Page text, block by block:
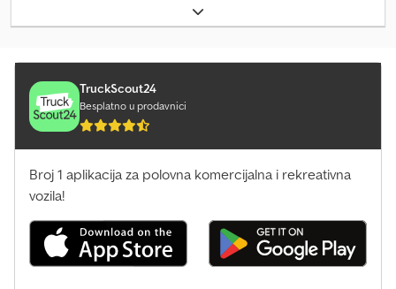
, tip prenosa:
razred:Euro 6, Godina proizvodnje:2015, Oprema:ABS,
TruckScout24
Besplatno u prodavnici
Broj 1 aplikacija za polovna komercijalna i rekreativna
vozila!